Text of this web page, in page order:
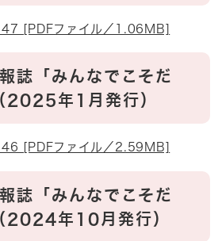
47 [PDFファイル／1.06MB]
誌「みんなでこそだ
2025年1月発行）
46 [PDFファイル／2.59MB]
誌「みんなでこそだ
2024年10月発行）